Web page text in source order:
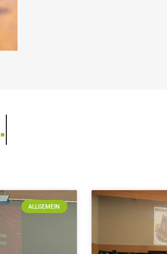
ALLGEMEIN